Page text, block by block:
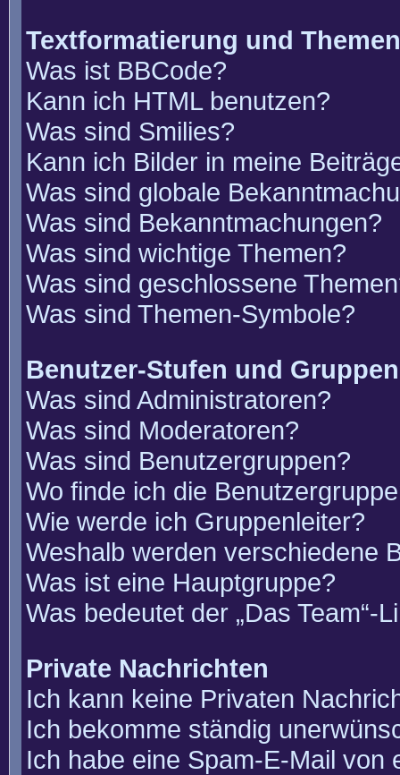
Textformatierung und
Was ist BBCode?
Kann ich HTML benutzen?
Was sind Smilies?
Kann ich Bilder in meine
Was sind globale
Was sind Bekanntmachungen?
Was sind wichtige Themen?
Was sind geschlossene
Was sind Themen-Symbole?
Benutzer-Stufen und Gruppen
Was sind Administratoren?
Was sind Moderatoren?
Was sind Benutzergruppen?
Wo finde ich die
Wie werde ich Gruppenleiter?
Weshalb werden verschiedene
Was ist eine Hauptgruppe?
Was bedeutet der „Das Team“-
Private Nachrichten
Ich kann keine Privaten
Ich bekomme ständig
Ich habe eine Spam-E-Mail von